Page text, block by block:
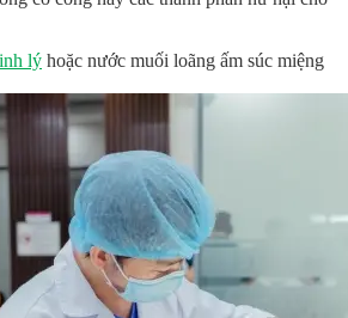
lý hoặc nước muối loãng ấm súc miệng